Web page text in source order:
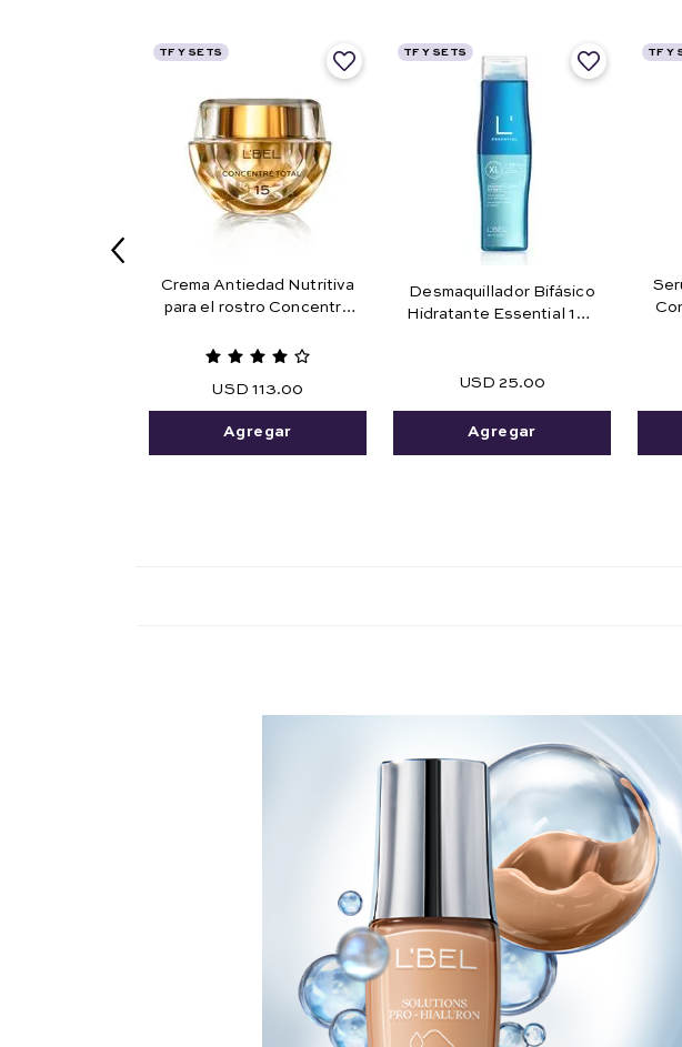
TF Y SETS
Crema Antiedad Nutritiva
para el rostro Concentré
USD 113.00
Agregar
TF Y SETS
Desmaquillador Bifásico
Hidratante Essential 180
USD 25.00
Agregar
TF Y